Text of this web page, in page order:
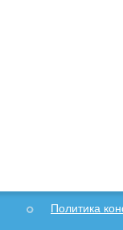
Политика